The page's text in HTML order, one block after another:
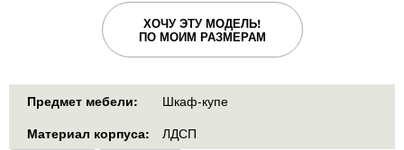
ХОЧУ ЭТУ МОДЕЛЬ!
ПО МОИМ РАЗМЕРАМ
Предмет мебели:
Шкаф-купе
Материал корпуса:
ЛДСП